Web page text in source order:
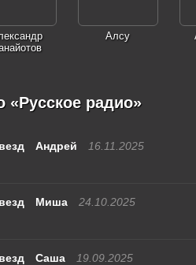
Алсу
радио»
Андрей
16.11.2025
Миша
24.10.2025
Саша
19.09.2025